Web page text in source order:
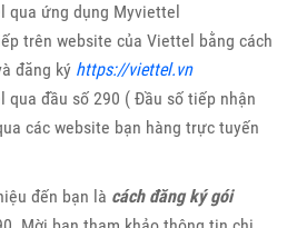
qua ứng dụng Myviettel
trên website của Viettel bằng cách
đăng ký https://viettel.vn
qua đầu số 290 ( Đầu số tiếp nhận
các website bạn hàng trực tuyến
đến bạn là cách đăng ký gói